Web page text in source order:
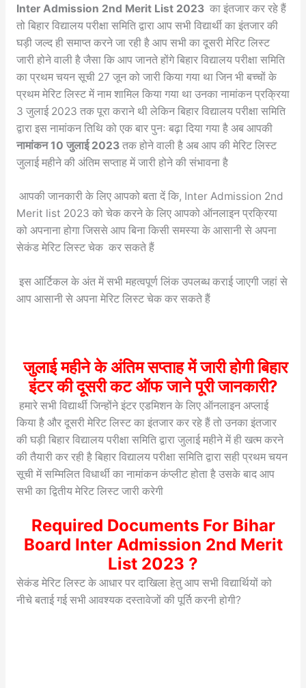
Inter Admission 2nd Merit List 2023 का इंतजार कर रहे हैं
तो बिहार विद्यालय परीक्षा समिति द्वारा आप सभी विद्यार्थी का इंतजार की
घड़ी जल्द ही समाप्त करने जा रही है आप सभी का दूसरी मेरिट लिस्ट
जारी होने वाली है जैसा कि आप जानते होंगे बिहार विद्यालय परीक्षा समिति
का प्रथम चयन सूची 27 जून को जारी किया गया था जिन भी बच्चों के
प्रथम मेरिट लिस्ट में नाम शामिल किया गया था उनका नामांकन प्रक्रिया
3 जुलाई 2023 तक पूरा कराने थी लेकिन बिहार विद्यालय परीक्षा समिति
द्वारा इस नामांकन तिथि को एक बार पुनः बढ़ा दिया गया है अब आपकी
नामांकन 10 जुलाई 2023तक होने वाली है अब आप की मेरिट लिस्ट
जुलाई महीने की अंतिम सप्ताह में जारी होने की संभावना है
आपकी जानकारी के लिए आपको बता दें कि, Inter Admission 2nd
Merit list 2023 को चेक करने के लिए आपको ऑनलाइन प्रक्रिया
को अपनाना होगा जिससे आप बिना किसी समस्या के आसानी से अपना
सेकंड मेरिट लिस्ट चेक कर सकते हैं
इस आर्टिकल के अंत में सभी महत्वपूर्ण लिंक उपलब्ध कराई जाएगी जहां से
आप आसानी से अपना मेरिट लिस्ट चेक कर सकते हैं
जुलाई महीने के अंतिम सप्ताह में जारी होगी बिहार
इंटर की दूसरी कट ऑफ जाने पूरी जानकारी?
हमारे सभी विद्यार्थी जिन्होंने इंटर एडमिशन के लिए ऑनलाइन अप्लाई
किया है और दूसरी मेरिट लिस्ट का इंतजार कर रहे हैं तो उनका इंतजार
की घड़ी बिहार विद्यालय परीक्षा समिति द्वारा जुलाई महीने में ही खत्म करने
की तैयारी कर रही है बिहार विद्यालय परीक्षा समिति द्वारा सही प्रथम चयन
सूची में सम्मिलित विधार्थी का नामांकन कंप्लीट होता है उसके बाद आप
सभी का द्वितीय मेरिट लिस्ट जारी करेगी
Required Documents For Bihar
Board Inter Admission 2nd Merit
List 2023 ?
सेकंड मेरिट लिस्ट के आधार पर दाखिला हेतु आप सभी विद्यार्थियों को
नीचे बताई गई सभी आवश्यक दस्तावेजों की पूर्ति करनी होगी?